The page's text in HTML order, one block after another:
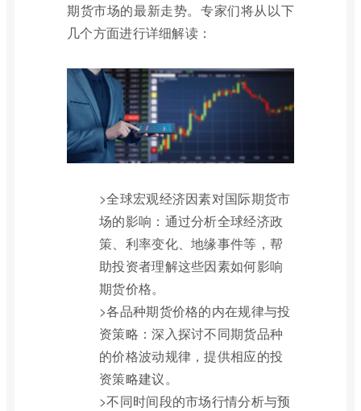
期货市场的最新走势。专家们将从以下
几个方面进行详细解读：
>全球宏观经济因素对国际期货市
场的影响：通过分析全球经济政
策、利率变化、地缘事件等，帮
助投资者理解这些因素如何影响
期货价格。
>各品种期货价格的内在规律与投
资策略：深入探讨不同期货品种
的价格波动规律，提供相应的投
资策略建议。
>不同时间段的市场行情分析与预